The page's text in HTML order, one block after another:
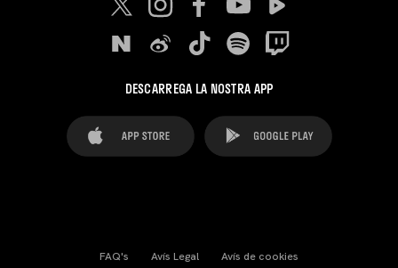
DESCARREGA LA NOSTRA APP
FAQ's Avís Legal Avís de cookies